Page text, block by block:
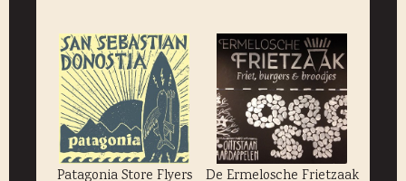
Patagonia Store Flyers De Ermelosche Frietzaak